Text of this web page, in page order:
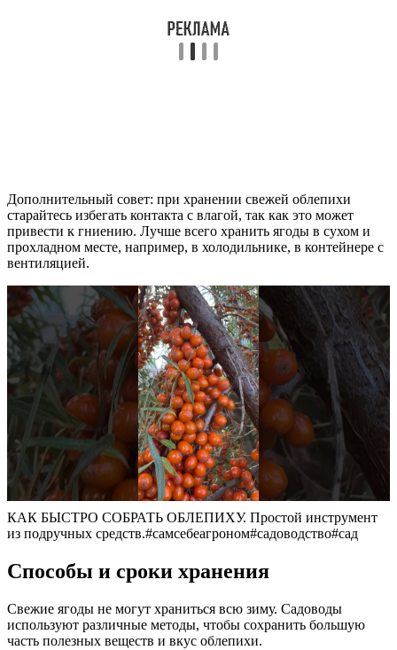
Дополнительный совет: при хранении свежей облепихи
старайтесь избегать контакта с влагой, так как это может
привести к гниению. Лучше всего хранить ягоды в сухом и
прохладном месте, например, в холодильнике, в контейнере с
вентиляцией.
КАК БЫСТРО СОБРАТЬ ОБЛЕПИХУ. Простой инструмент
из подручных средств.#самсебеагроном#садоводство#сад
Способы и сроки хранения
Свежие ягоды не могут храниться всю зиму. Садоводы
используют различные методы, чтобы сохранить большую
часть полезных веществ и вкус облепихи.